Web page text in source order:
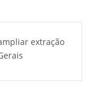
extração